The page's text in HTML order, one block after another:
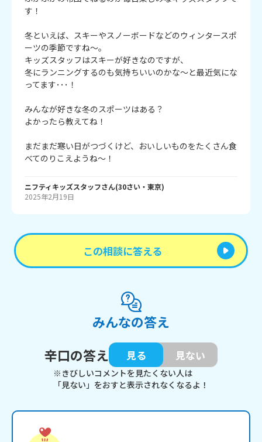
す！
冬といえば、スキーやスノーボードなどのウィンタースポ
ーツの季節ですね～。
キッズスタッフはスキーが好きなのですが、
冬にランニングするのも気持ちいいのかな～と最近気にな
ってます･･･！
みんなが好きな冬のスポーツはある？
よかったら教えてね！
まだまだ寒い日がつづくけど、おいしいものをたくさん食
べてのりこえようね～！
ニフティキッズスタッフさん(30さい・ 東京)
2025年2月19日
この相談に答える
みんなの答え
辛口の答え
見る 見ない
※きびしいコメントを見たくない人は
「見ない」をおすと表示されなくなるよ！